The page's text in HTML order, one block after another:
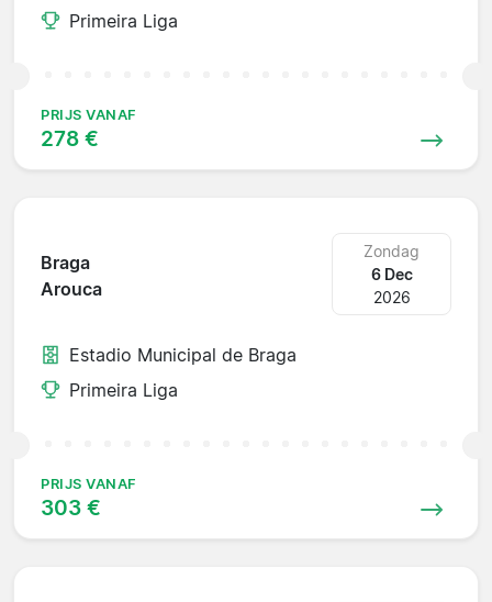
Primeira Liga
PRIJS VANAF
278 €
Braga
Arouca
Zondag
6 Dec
2026
Estadio Municipal de Braga
Primeira Liga
PRIJS VANAF
303 €